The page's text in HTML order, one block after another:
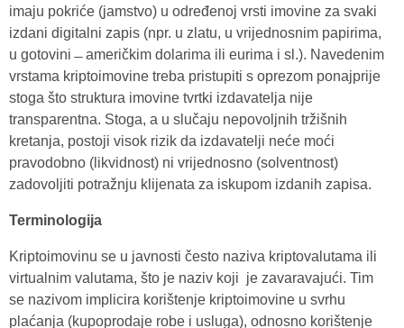
imaju pokriće (jamstvo) u određenoj vrsti imovine za svaki
izdani digitalni zapis (npr. u zlatu, u vrijednosnim papirima,
u gotovini ̶ američkim dolarima ili eurima i sl.). Navedenim
vrstama kriptoimovine treba pristupiti s oprezom ponajprije
stoga što struktura imovine tvrtki izdavatelja nije
transparentna. Stoga, a u slučaju nepovoljnih tržišnih
kretanja, postoji visok rizik da izdavatelji neće moći
pravodobno (likvidnost) ni vrijednosno (solventnost)
zadovoljiti potražnju klijenata za iskupom izdanih zapisa.
Terminologija
Kriptoimovinu se u javnosti često naziva kriptovalutama ili
virtualnim valutama, što je naziv koji je zavaravajući. Tim
se nazivom implicira korištenje kriptoimovine u svrhu
plaćanja (kupoprodaje robe i usluga), odnosno korištenje